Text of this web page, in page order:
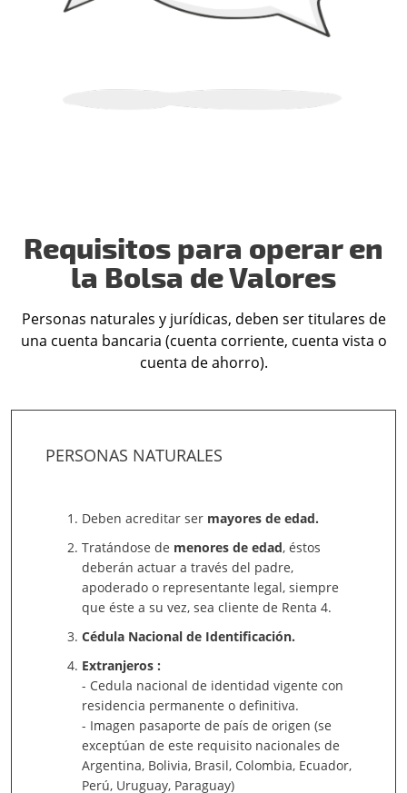
Requisitos para operar en
la Bolsa de Valores
Personas naturales y jurídicas, deben ser titulares de
una cuenta bancaria (cuenta corriente, cuenta vista o
cuenta de ahorro).
PERSONAS NATURALES
Deben acreditar ser mayores de edad.
Tratándose de menores de edad, éstos
deberán actuar a través del padre,
apoderado o representante legal, siempre
que éste a su vez, sea cliente de Renta 4.
Cédula Nacional de Identificación.
Extranjeros :
- Cedula nacional de identidad vigente con
residencia permanente o definitiva.
- Imagen pasaporte de país de origen (se
exceptúan de este requisito nacionales de
Argentina, Bolivia, Brasil, Colombia, Ecuador,
Perú, Uruguay, Paraguay)